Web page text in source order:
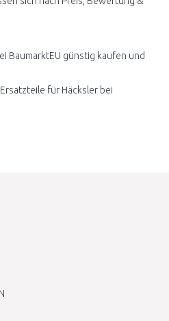
BaumarktEU günstig kaufen und
für Häcksler bei